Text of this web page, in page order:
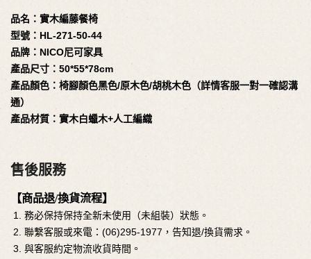
品名：實木編藤餐椅
型號：HL-271-50-44
品牌：NICO尼可家具
產品尺寸：50*55*78cm
產品顏色：椅腳顏色黑色/原木色/胡桃木色（詳情客服一對一確認溝
通）
產品材質：實木白蠟木+人工編織
售後服務
【商品退/換貨流程】
務必保持保持全新未使用（未組裝）狀態。
聯繫客服或來電：(06)295-1977，告知退/換貨需求。
與客服約定物流收貨時間。